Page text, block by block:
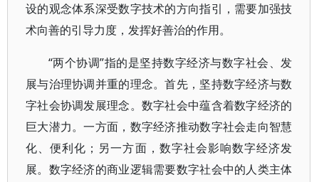
设的观念体系深受数字技术的方向指引，需要加强技
术向善的引导力度，发挥好善治的作用。
“两个协调”指的是坚持数字经济与数字社会、发
展与治理协调并重的理念。首先，坚持数字经济与数
字社会协调发展理念。数字社会中蕴含着数字经济的
巨大潜力。一方面，数字经济推动数字社会走向智慧
化、便利化；另一方面，数字社会影响数字经济发
展。数字经济的商业逻辑需要数字社会中的人类主体